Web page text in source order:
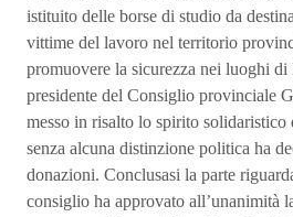
istituito delle borse di studio da
vittime del lavoro nel territorio
promuovere la sicurezza nei luoghi
presidente del Consiglio provinciale
messo in risalto lo spirito
senza alcuna distinzione politica ha
donazioni. Conclusasi la parte
consiglio ha approvato all’unanimità